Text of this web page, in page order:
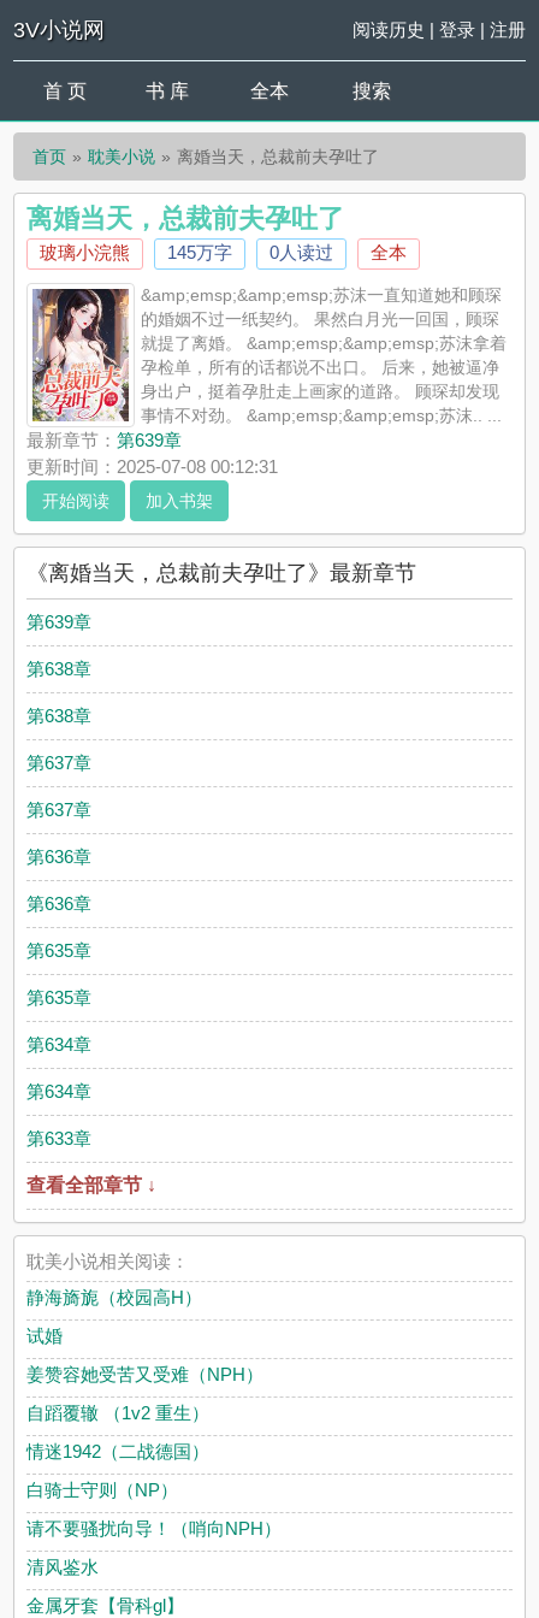
3V小说网 阅读历史 | 登录| 注册
首 页 书 库 全本 搜索
首页 耽美小说 离婚当天，总裁前夫孕吐了
离婚当天，总裁前夫孕吐了
玻璃小浣熊 145万字 0人读过 全本
&amp;emsp;&amp;emsp;苏沫一直知道她和顾琛
的婚姻不过一纸契约。 果然白月光一回国，顾琛
就提了离婚。 &amp;emsp;&amp;emsp;苏沫拿着
孕检单，所有的话都说不出口。 后来，她被逼净
身出户，挺着孕肚走上画家的道路。 顾琛却发现
事情不对劲。 &amp;emsp;&amp;emsp;苏沫.. ...
《离婚当天，总裁前夫孕吐了》是玻璃小浣熊精心创作的耽美小
说，3V小说网实时更新离婚当天，总裁前夫孕吐了最新章节并且
提供无弹窗阅读，书友所发表的离婚当天，总裁前夫孕吐了评
论，并不代表3V小说网赞同或者支持离婚当天，总裁前夫孕吐了
读者的观点。
最新章节：第639章
更新时间：2025-07-08 00:12:31
开始阅读 加入书架
《离婚当天，总裁前夫孕吐了》最新章节
第639章
第638章
第638章
第637章
第637章
第636章
第636章
第635章
第635章
第634章
第634章
第633章
查看全部章节 ↓
耽美小说相关阅读：
静海旖旎（校园高H）
试婚
姜赞容她受苦又受难（NPH）
自蹈覆辙 （1v2 重生）
情迷1942（二战德国）
白骑士守则（NP）
请不要骚扰向导！（哨向NPH）
清风鉴水
金属牙套【骨科gl】